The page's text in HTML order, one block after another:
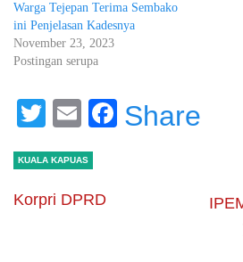
Warga Tejepan Terima Sembako
ini Penjelasan Kadesnya
November 23, 2023
Postingan serupa
Twitter
EmailFacebook
Share
KUALA KAPUAS
Korpri DPRD